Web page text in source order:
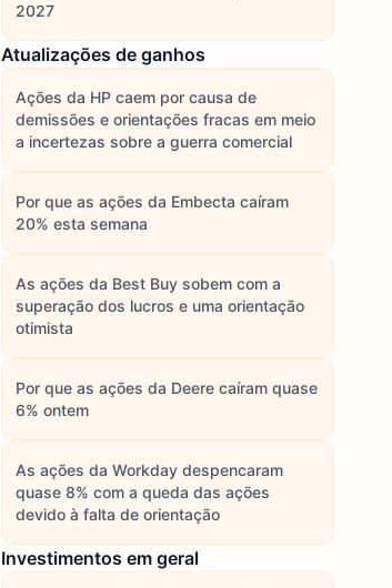
2027
Atualizações de ganhos
Ações da HP caem por causa de
demissões e orientações fracas em meio
a incertezas sobre a guerra comercial
Por que as ações da Embecta caíram
20% esta semana
As ações da Best Buy sobem com a
superação dos lucros e uma orientação
otimista
Por que as ações da Deere caíram quase
6% ontem
As ações da Workday despencaram
quase 8% com a queda das ações
devido à falta de orientação
Investimentos em geral